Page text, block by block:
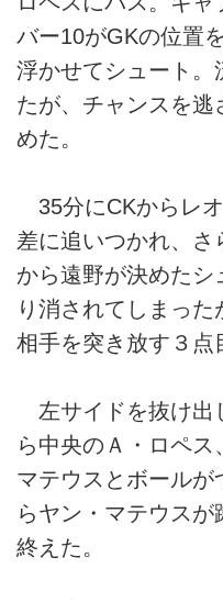
バー10がGKの位置
浮かせてシュート。
たが、チャンスを
めた。
35分にCKからレ
差に追いつかれ、さ
から遠野が決めたシ
り消されてしまっ
相手を突き放す３点
左サイドを抜け出
ら中央のＡ・ロペス
マテウスとボール
らヤン・マテウス
終えた。